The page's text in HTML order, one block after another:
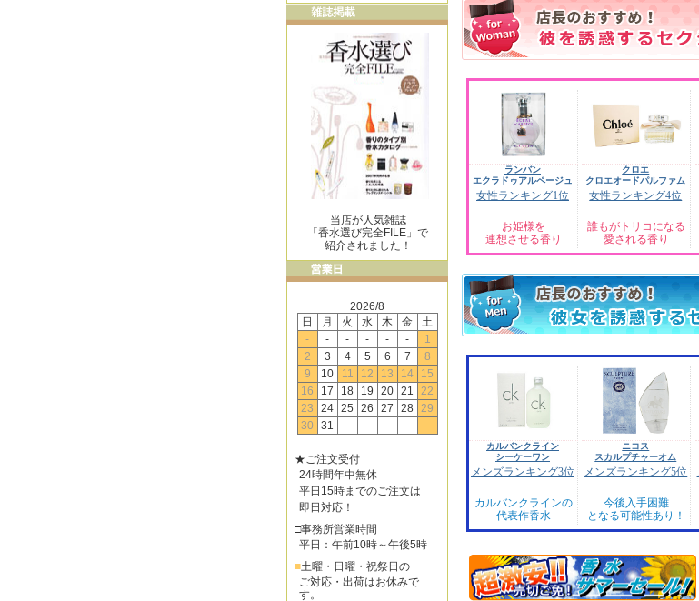
ランバン
エクラドゥアルページュ
女性ランキング1位
お姫様を
連想させる香り
クロエ
クロエオードパルファム
女性ランキング4位
誰もがトリコになる
愛される香り
カルバンクライン
シーケーワン
メンズランキング3位
カルバンクラインの
代表作香水
ニコス
スカルプチャーオム
メンズランキング5位
今後入手困難
となる可能性あり！
当店が人気雑誌
「香水選び完全FILE」で
紹介されました！
2026/8
日
月 火 水 木 金
土
-
- - - - -
1
2
3 4 5 6 7
8
9
10 11 12 13 14
15
16
17 18 19 20 21
22
23
24 25 26 27 28 29
30
31 - - - - -
★ご注文受付
24時間年中無休
平日15時までのご注文は
即日対応！
□事務所営業時間
平日：午前10時～午後5時
■土曜・日曜・祝祭日の
ご対応・出荷はお休みで
す。